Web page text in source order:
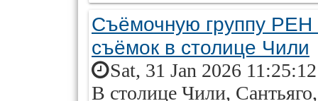
Съёмочную группу РЕН
съёмок в столице Чили
Sat, 31 Jan 2026
В столице Чили,